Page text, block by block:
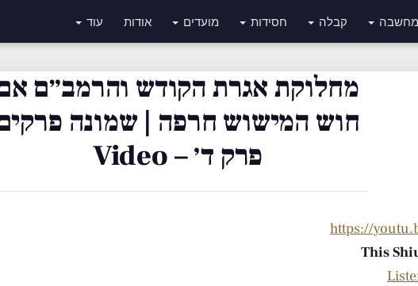
מחשבה קבלה חסידות מועדים אודות עוד
מחלוקת אגרת הקודש והרמב״ם
חוש המישוש חרפה | שמונה
פרק ד׳ – Video
https://